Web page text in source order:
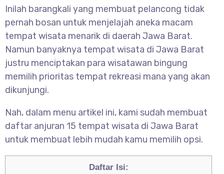
Inilah barangkali yang membuat pelancong tidak
pernah bosan untuk menjelajah aneka macam
tempat wisata menarik di daerah Jawa Barat.
Namun banyaknya tempat wisata di Jawa Barat
justru menciptakan para wisatawan bingung
memilih prioritas tempat rekreasi mana yang akan
dikunjungi.
Nah, dalam menu artikel ini, kami sudah membuat
daftar anjuran 15 tempat wisata di Jawa Barat
untuk membuat lebih mudah kamu memilih opsi.
Daftar Isi: